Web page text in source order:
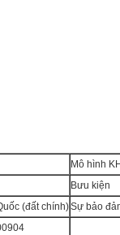
Mô hình
Bưu kiện
(đất chính)Sự bảo